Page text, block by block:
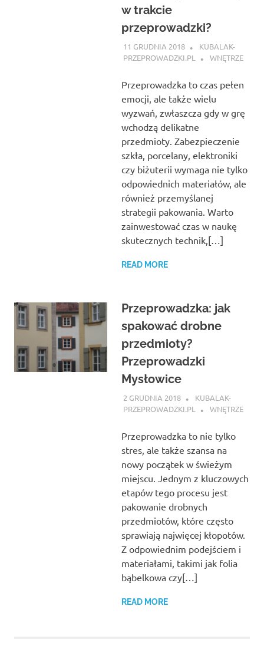
w trakcie
przeprowadzki?
11 GRUDNIA 2018
KUBALAK-
PRZEPROWADZKI.PL
WNĘTRZE
Przeprowadzka to czas pełen
emocji, ale także wielu
wyzwań, zwłaszcza gdy w grę
wchodzą delikatne
przedmioty. Zabezpieczenie
szkła, porcelany, elektroniki
czy biżuterii wymaga nie tylko
odpowiednich materiałów, ale
również przemyślanej
strategii pakowania. Warto
zainwestować czas w naukę
skutecznych technik,[…]
READ MORE
Przeprowadzka: jak
spakować drobne
przedmioty?
Przeprowadzki
Mysłowice
2 GRUDNIA 2018
KUBALAK-
PRZEPROWADZKI.PL
WNĘTRZE
Przeprowadzka to nie tylko
stres, ale także szansa na
nowy początek w świeżym
miejscu. Jednym z kluczowych
etapów tego procesu jest
pakowanie drobnych
przedmiotów, które często
sprawiają najwięcej kłopotów.
Z odpowiednim podejściem i
materiałami, takimi jak folia
bąbelkowa czy[…]
READ MORE